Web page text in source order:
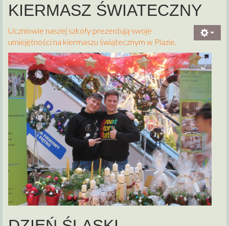
KIERMASZ ŚWIATECZNY
Uczniowie naszej szkoły prezentują swoje
umiejętności na kiermaszu świątecznym w Plazie​​​​​​​​​​​​​​​​​​​​​​​​.